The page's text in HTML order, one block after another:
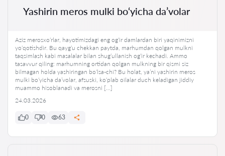
Yashirin meros mulki bo‘yicha da’volar
Aziz merosxo‘rlar, hayotimizdagi eng og‘ir damlardan biri yaqinimizni
yo‘qotishdir. Bu qayg‘u chekkan paytda, marhumdan qolgan mulkni
taqsimlash kabi masalalar bilan shug‘ullanish og‘ir kechadi. Ammo
tasavvur qiling: marhumning ortidan qolgan mulkning bir qismi siz
bilmagan holda yashiringan bo‘lsa-chi? Bu holat, ya’ni yashirin meros
mulki bo‘yicha da’volar, afsuski, ko‘plab oilalar duch keladigan jiddiy
muammo hisoblanadi va merosni […]
24.03.2026
0 0 63